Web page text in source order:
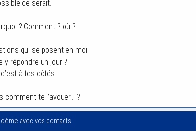
ce serait.
? Comment ? où ?
qui se posent en moi
y répondre un jour ?
c’est à tes côtés.
comment te l’avouer… ?
avec vos contacts